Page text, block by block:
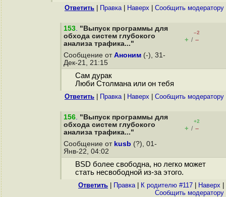
Ответить Правка| Наверх Cообщить модератору
153. "Выпуск программы для
обхода систем глубокого
анализа трафика..."
–2
+ / –
Сообщение от Аноним (-), 31-
Дек-21, 21:15
Сам дурак
Люби Столмана или он тебя
Ответить Правка| Наверх Cообщить модератору
156. "Выпуск программы для
обхода систем глубокого
анализа трафика..."
+2
+ / –
Сообщение от kusb (?), 01-
Янв-22, 04:02
BSD более свободна, но легко может
стать несвободной из-за этого.
Ответить Правка| К родителю #117 Наверх
Cообщить модератору